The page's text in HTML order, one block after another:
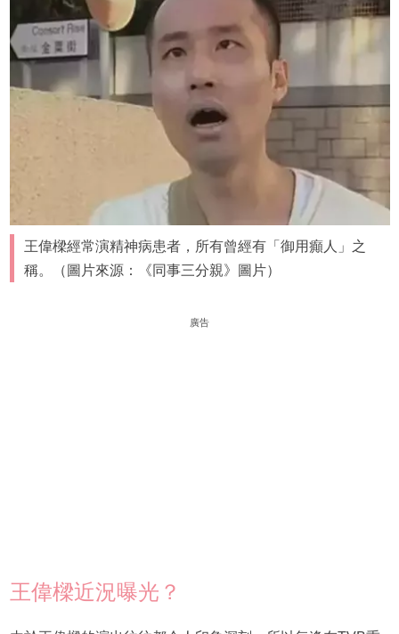
王偉樑經常演精神病患者，所有曾經有「御用癲人」之
稱。（圖片來源：《同事三分親》圖片）
廣告
王偉樑近況曝光？